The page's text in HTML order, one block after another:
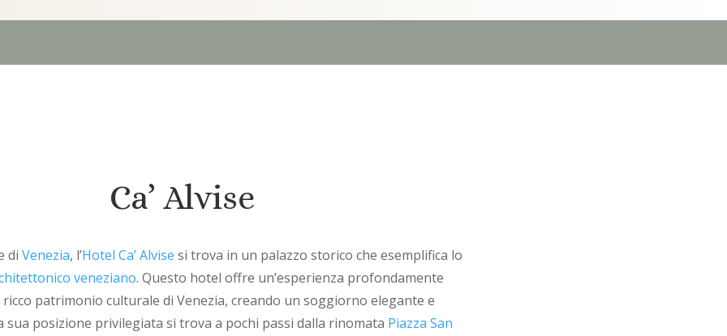
Ca’ Alvise
di Venezia, l’Hotel Ca’ Alvise si trova in un palazzo storico che esemplifica lo
veneziano. Questo hotel offre un’esperienza profondamente
ricco patrimonio culturale di Venezia, creando un soggiorno elegante e
sua posizione privilegiata si trova a pochi passi dalla rinomata Piazza San